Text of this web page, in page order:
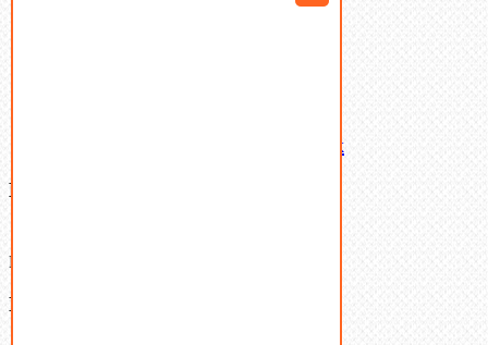
Латунный и бронзовый крепеж
Ваша корзина
В корзине нет товаров.
Поиск